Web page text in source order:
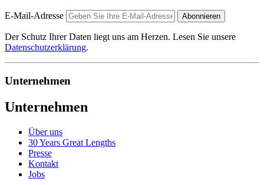
E-Mail-Adresse Abonnieren
Der Schutz Ihrer Daten liegt uns am Herzen. Lesen Sie unsere
Datenschutzerklärung.
Unternehmen
Unternehmen
Über uns
30 Years Great Lengths
Presse
Kontakt
Jobs